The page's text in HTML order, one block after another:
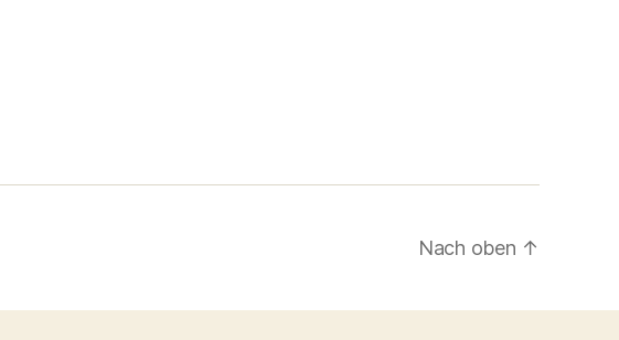
Nach oben ↑